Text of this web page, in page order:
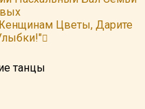
Цветы, Дарите
танцы